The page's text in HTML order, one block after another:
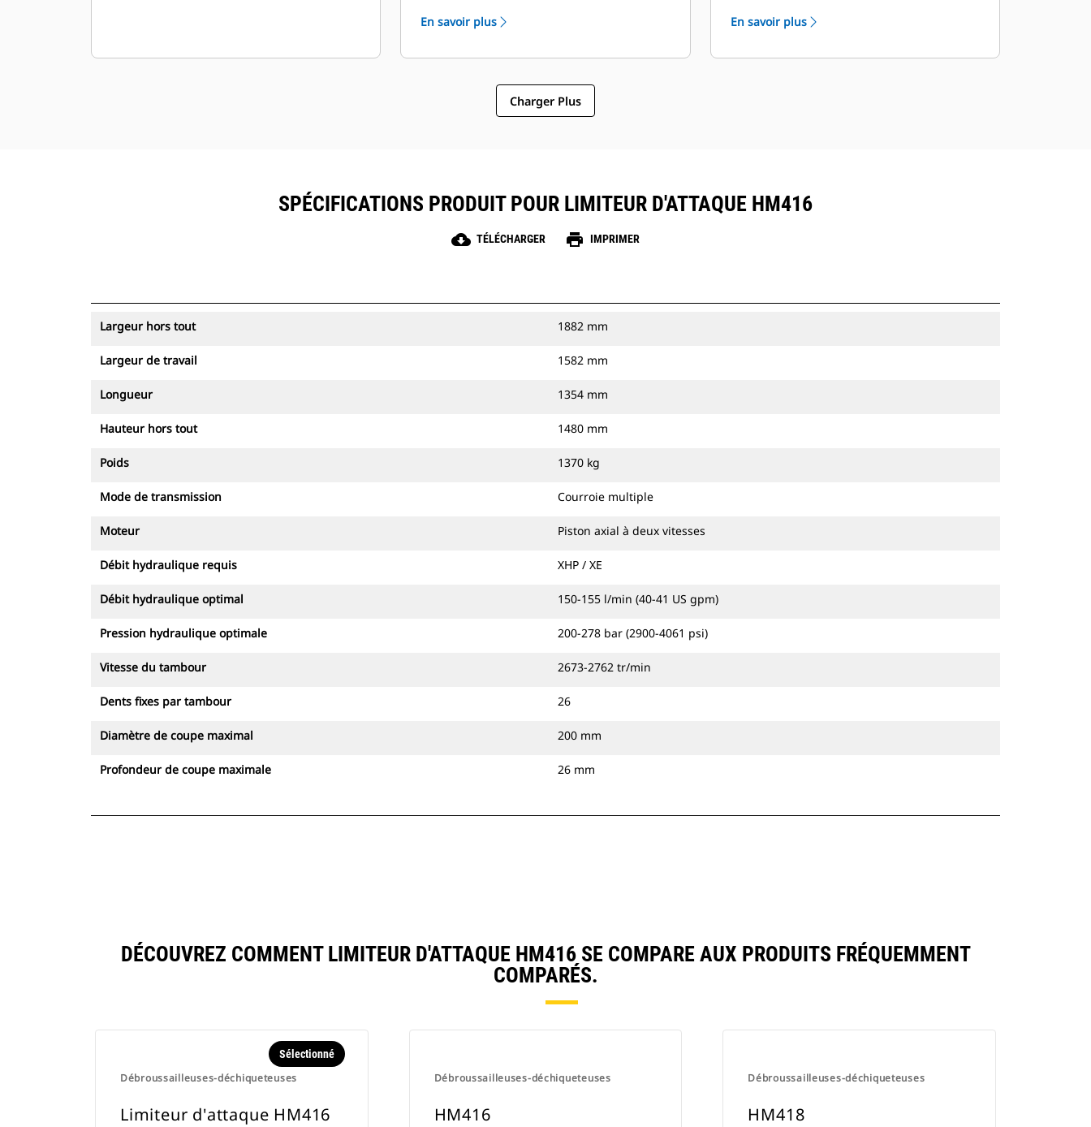
prolonger la durée de vie des dents.
En savoir plus
possibilité ou non d'effectuer des
En savoir plus
Charger Plus
SPÉCIFICATIONS PRODUIT POUR LIMITEUR D'ATTAQUE HM416
cloud_download TÉLÉCHARGER print IMPRIMER
Largeur hors tout 1882 mm
Largeur de travail 1582 mm
Longueur 1354 mm
Hauteur hors tout 1480 mm
Poids 1370 kg
Mode de transmission Courroie multiple
Moteur Piston axial à deux vitesses
Débit hydraulique requis XHP / XE
Débit hydraulique optimal 150-155 l/min (40-41 US gpm)
Pression hydraulique optimale 200-278 bar (2900-4061 psi)
Vitesse du tambour 2673-2762 tr/min
Dents fixes par tambour 26
Diamètre de coupe maximal 200 mm
Profondeur de coupe maximale 26 mm
DÉCOUVREZ COMMENT LIMITEUR D'ATTAQUE HM416 SE COMPARE AUX PRODUITS FRÉQUEMMENT
COMPARÉS.
Débroussailleuses-déchiqueteuses
Sélectionné
Limiteur d'attaque HM416
Débroussailleuses-déchiqueteuses
HM416
Débroussailleuses-déchiqueteuses
HM418